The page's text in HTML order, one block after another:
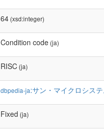
64 (xsd:integer)
Condition code (ja)
RISC (ja)
dbpedia-ja:サン・マイクロシス
Fixed (ja)